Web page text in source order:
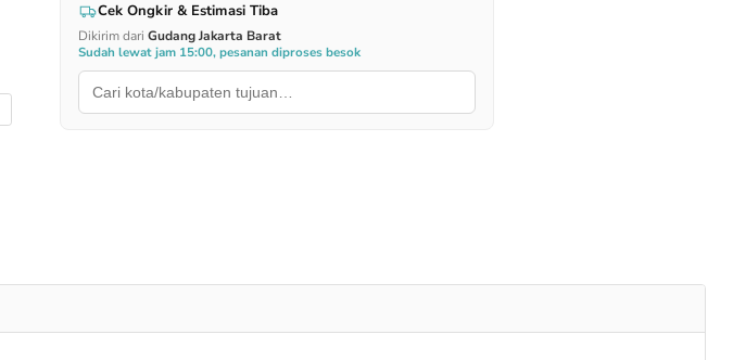
Cek Ongkir & Estimasi Tiba
Dikirim dari Gudang Jakarta Barat
Sudah lewat jam 15:00, pesanan diproses besok